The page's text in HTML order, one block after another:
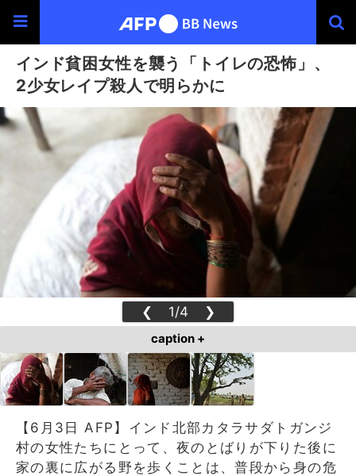
インド貧困女性を襲う「トイレの恐怖」、
2少女レイプ殺人で明らかに
❮ 1/4 ❯
caption +
【6月3日 AFP】インド北部カタラサダトガンジ
村の女性たちにとって、夜のとばりが下りた後に
家の裏に広がる野を歩くことは、普段から身の危